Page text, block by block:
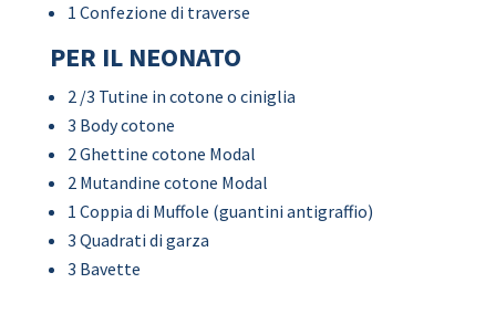
1 Confezione di traverse
PER IL NEONATO
2 /3 Tutine in cotone o ciniglia
3 Body cotone
2 Ghettine cotone Modal
2 Mutandine cotone Modal
1 Coppia di Muffole (guantini antigraffio)
3 Quadrati di garza
3 Bavette